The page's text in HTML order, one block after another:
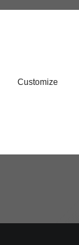
Customize